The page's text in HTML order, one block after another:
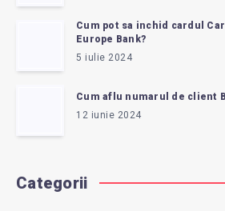
Cum pot sa inchid cardul
Europe Bank?
5 iulie 2024
Cum aflu numarul de client
12 iunie 2024
Categorii